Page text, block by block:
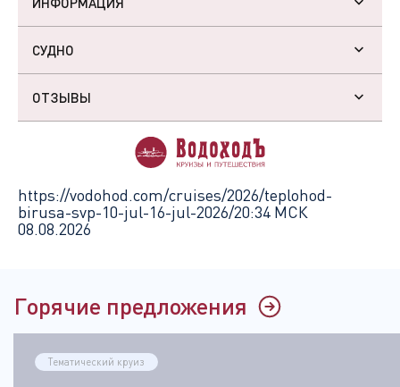
СУДНО
ОТЗЫВЫ
https://vodohod.com/cruises/2026/teplohod-
birusa-svp-10-jul-16-jul-2026/20:34 МСК
08.08.2026
Горячие предложения
Тематический круиз